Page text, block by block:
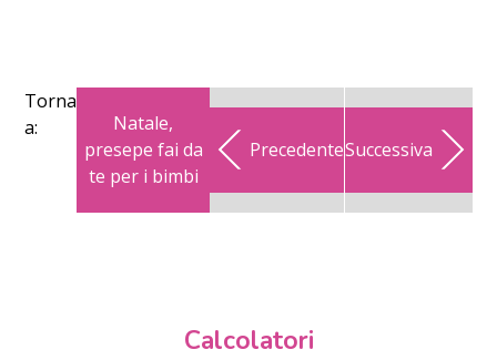
Torna
a:
Natale,
presepe fai da
te per i bimbi
PrecedenteSuccessiva
Calcolatori